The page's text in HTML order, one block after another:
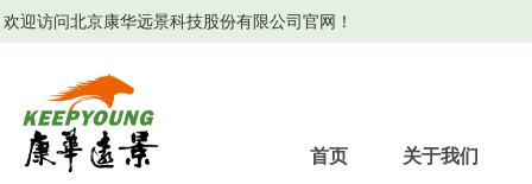
首页 关于我们
欢迎访问北京康华远景科技股份有限公司官网！